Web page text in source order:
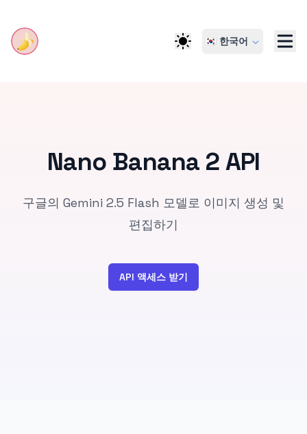
🇰🇷 한국어
Nano Banana 2 API
구글의 Gemini 2.5 Flash 모델로 이미지 생성 및
편집하기
API 액세스 받기